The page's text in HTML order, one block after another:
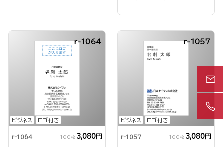
ビジネス ロゴ付き
r-1064
r-1064 100枚 3,080円
ビジネス ロゴ付き
r-1057
r-1057 100枚 3,080円